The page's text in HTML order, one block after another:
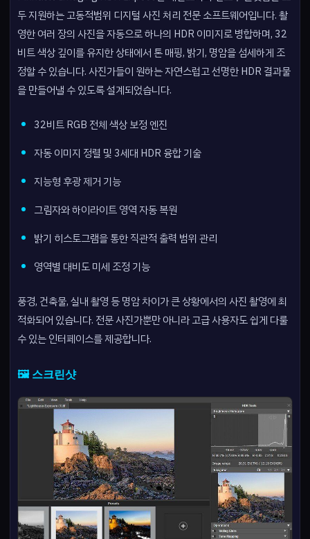
두 지원하는 고동적범위 디지털 사진 처리 전문 소프트웨어입니다. 촬
영한 여러 장의 사진을 자동으로 하나의 HDR 이미지로 병합하며, 32
비트 색상 깊이를 유지한 상태에서 톤 매핑, 밝기, 명암을 섬세하게 조
정할 수 있습니다. 사진가들이 원하는 자연스럽고 선명한 HDR 결과물
을 만들어낼 수 있도록 설계되었습니다.
32비트 RGB 전체 색상 보정 엔진
자동 이미지 정렬 및 3세대 HDR 융합 기술
지능형 후광 제거 기능
그림자와 하이라이트 영역 자동 복원
밝기 히스토그램을 통한 직관적 출력 범위 관리
영역별 대비도 미세 조정 기능
풍경, 건축물, 실내 촬영 등 명암 차이가 큰 상황에서의 사진 촬영에 최
적화되어 있습니다. 전문 사진가뿐만 아니라 고급 사용자도 쉽게 다룰
수 있는 인터페이스를 제공합니다.
🖼️ 스크린샷